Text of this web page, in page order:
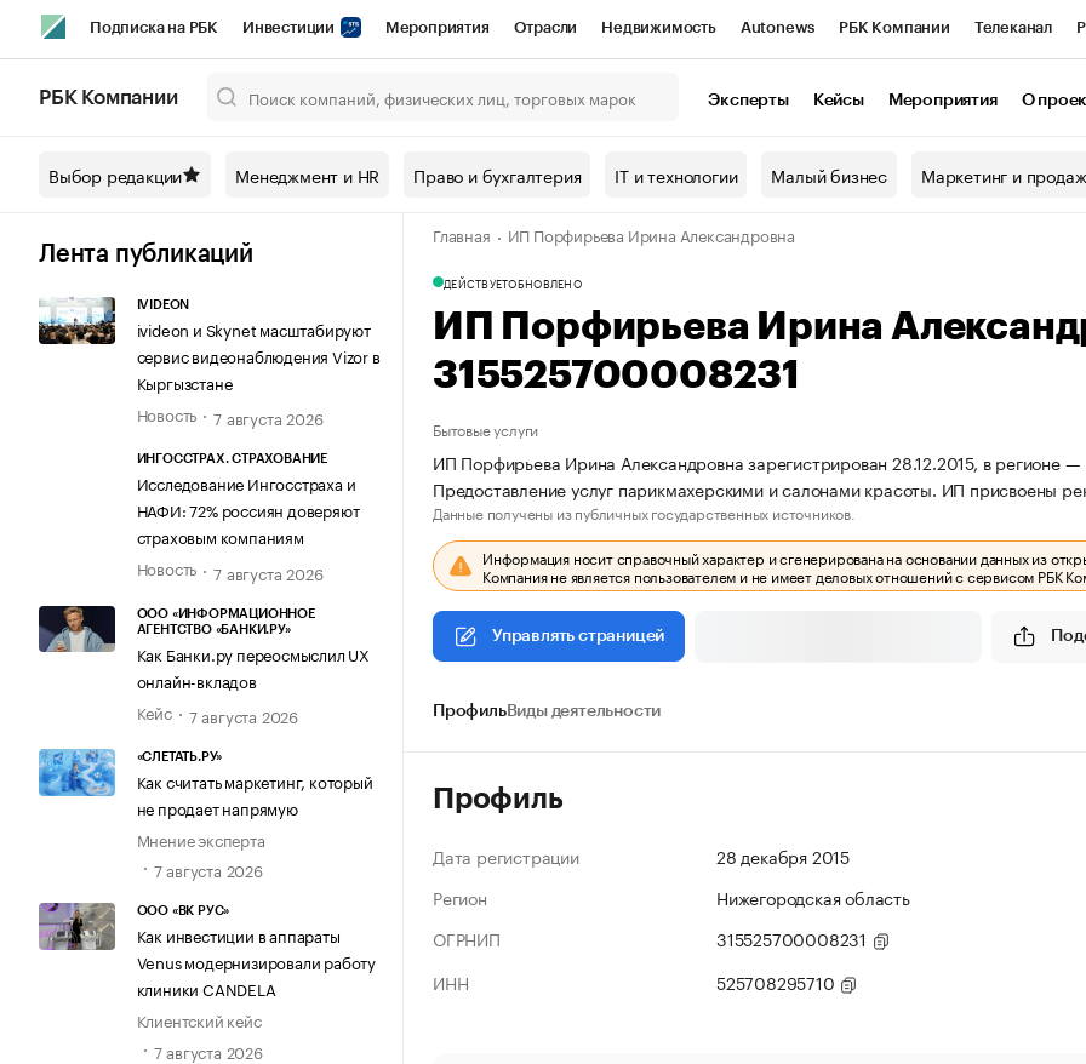
Подписка на РБК Инвестиции Мероприятия Отрасли Недвижимость Autonews РБК Компании Телеканал
Спецпроекты СПб Конференции СПб Спецпроекты Проверка контрагентов
Технологии и медиа Рынок наличной валюты
РБК Компании Эксперты Кейсы Мероприятия О
Выбор редакции Менеджмент и HR Право и бухгалтерия IT и технологии Малый бизнес Маркетинг и
Лента публикаций
IVIDEON
ivideon и Skynet масштабируют
сервис видеонаблюдения Vizor в
Кыргызстане
Новость
7 августа 2026
ИНГОССТРАХ. СТРАХОВАНИЕ
Исследование Ингосстраха и
НАФИ: 72% россиян доверяют
страховым компаниям
Новость
7 августа 2026
ООО «ИНФОРМАЦИОННОЕ
АГЕНТСТВО «БАНКИ.РУ»
Как Банки.ру переосмыслил UX
онлайн-вкладов
Кейс
7 августа 2026
«СЛЕТАТЬ.РУ»
Как считать маркетинг, который
не продает напрямую
Мнение эксперта
7 августа 2026
ООО «ВК РУС»
Как инвестиции в аппараты
Venus модернизировали работу
клиники CANDELA
Клиентский кейс
7 августа 2026
Главная ИП Порфирьева Ирина Александровна
ДЕЙСТВУЕТОБНОВЛЕНО
ИП Порфирьева Ирина
315525700008231
Бытовые услуги
ИП Порфирьева Ирина Александровна зарегистрирован 28.12.2015, в регионе
Предоставление услуг парикмахерскими и салонами красоты. ИП присвоены
Данные получены из публичных государственных источников.
Информация носит справочный характер и сгенерирована на основании данных из
Компания не является пользователем и не имеет деловых отношений с сервисом РБК
Управлять страницей
ПрофильВиды деятельности
Профиль
Дата регистрации
28 декабря 2015
Регион
Нижегородская область
ОГРНИП
315525700008231
ИНН
525708295710